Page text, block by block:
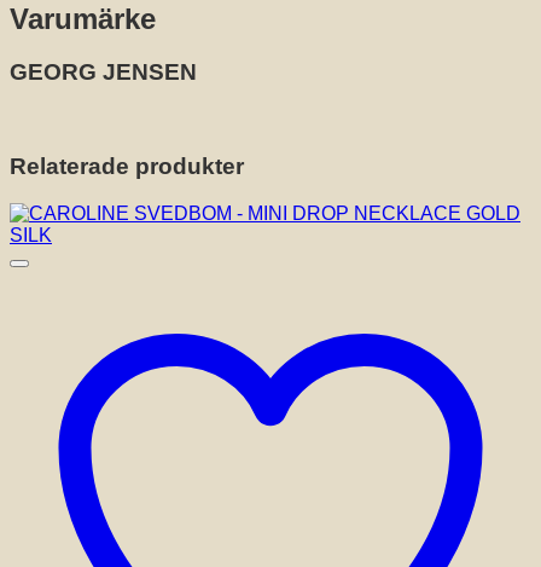
Varumärke
GEORG JENSEN
Relaterade produkter